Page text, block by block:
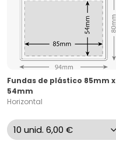
Fundas de plástico 85mm x
54mm
Horizontal